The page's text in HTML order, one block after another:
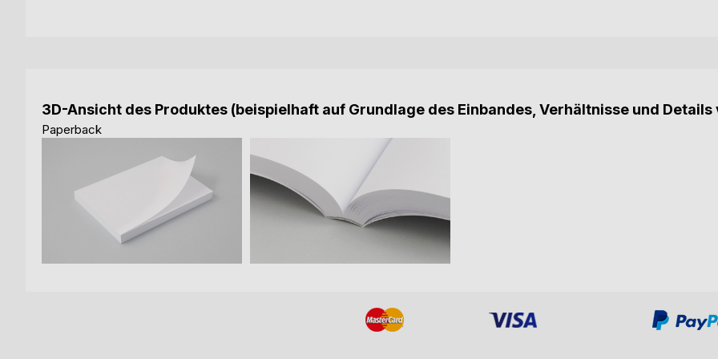
3D-Ansicht des Produktes (beispielhaft auf Grundlage des Einbandes, Verhältnisse und
Paperback